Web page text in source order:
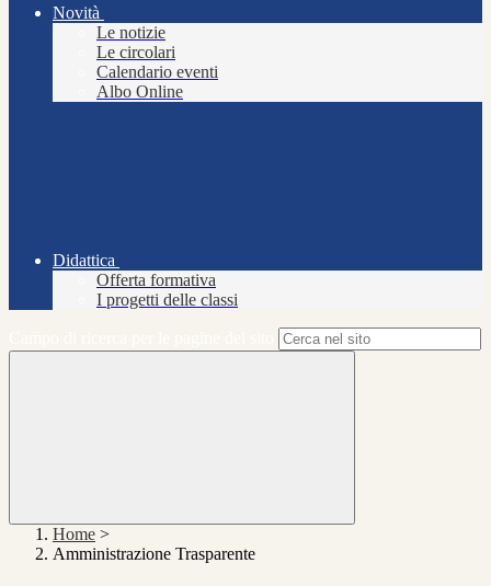
Novità
Le notizie
Le circolari
Calendario eventi
Albo Online
Didattica
Offerta formativa
I progetti delle classi
Home >
Amministrazione Trasparente